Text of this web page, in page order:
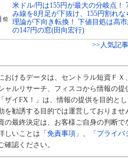
米ドル/円は155円が最大の分岐点！
み線を8月足が下抜け、155円割れな
理論が下向き転換！ 下値目処は高
の147円の窓(田向宏行)
>>人気記
おけるデータは、セントラル短資ＦＸ
ャルリサーチ、フィスコから情報の提
ザイFX！」は、情報の提供を目的と
を勧誘する目的では運営しておりま
の最終決定は、お客様ご自身の判断で
しいことは 「免責事項」
「プライ
確認ください。